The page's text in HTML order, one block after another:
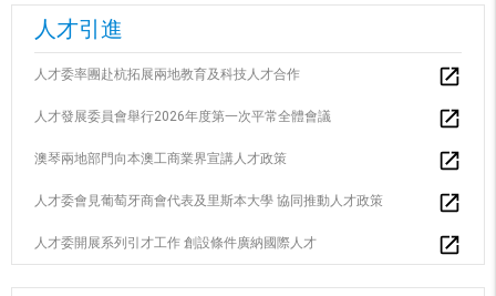
人才引進
人才委率團赴杭拓展兩地教育及科技人才合作
人才發展委員會舉行2026年度第一次平常全體會議
澳琴兩地部門向本澳工商業界宣講人才政策
人才委會見葡萄牙商會代表及里斯本大學 協同推動人才政策
人才委開展系列引才工作 創設條件廣納國際人才